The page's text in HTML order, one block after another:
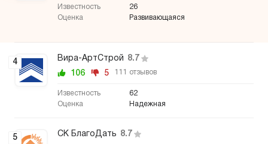
26
Развивающаяся
4 Вира-АртСтрой 8.7
62
Надежная
106 5 111 отзывов
5 СК БлагоДать 8.7